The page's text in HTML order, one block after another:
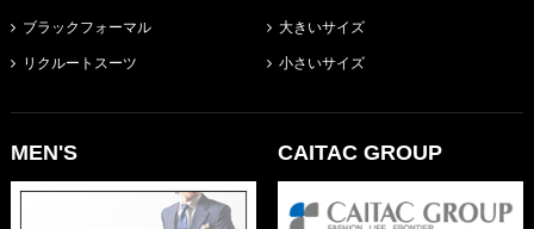
ブラックフォーマル
リクルートスーツ
大きいサイズ
小さいサイズ
MEN'S CAITAC GROUP